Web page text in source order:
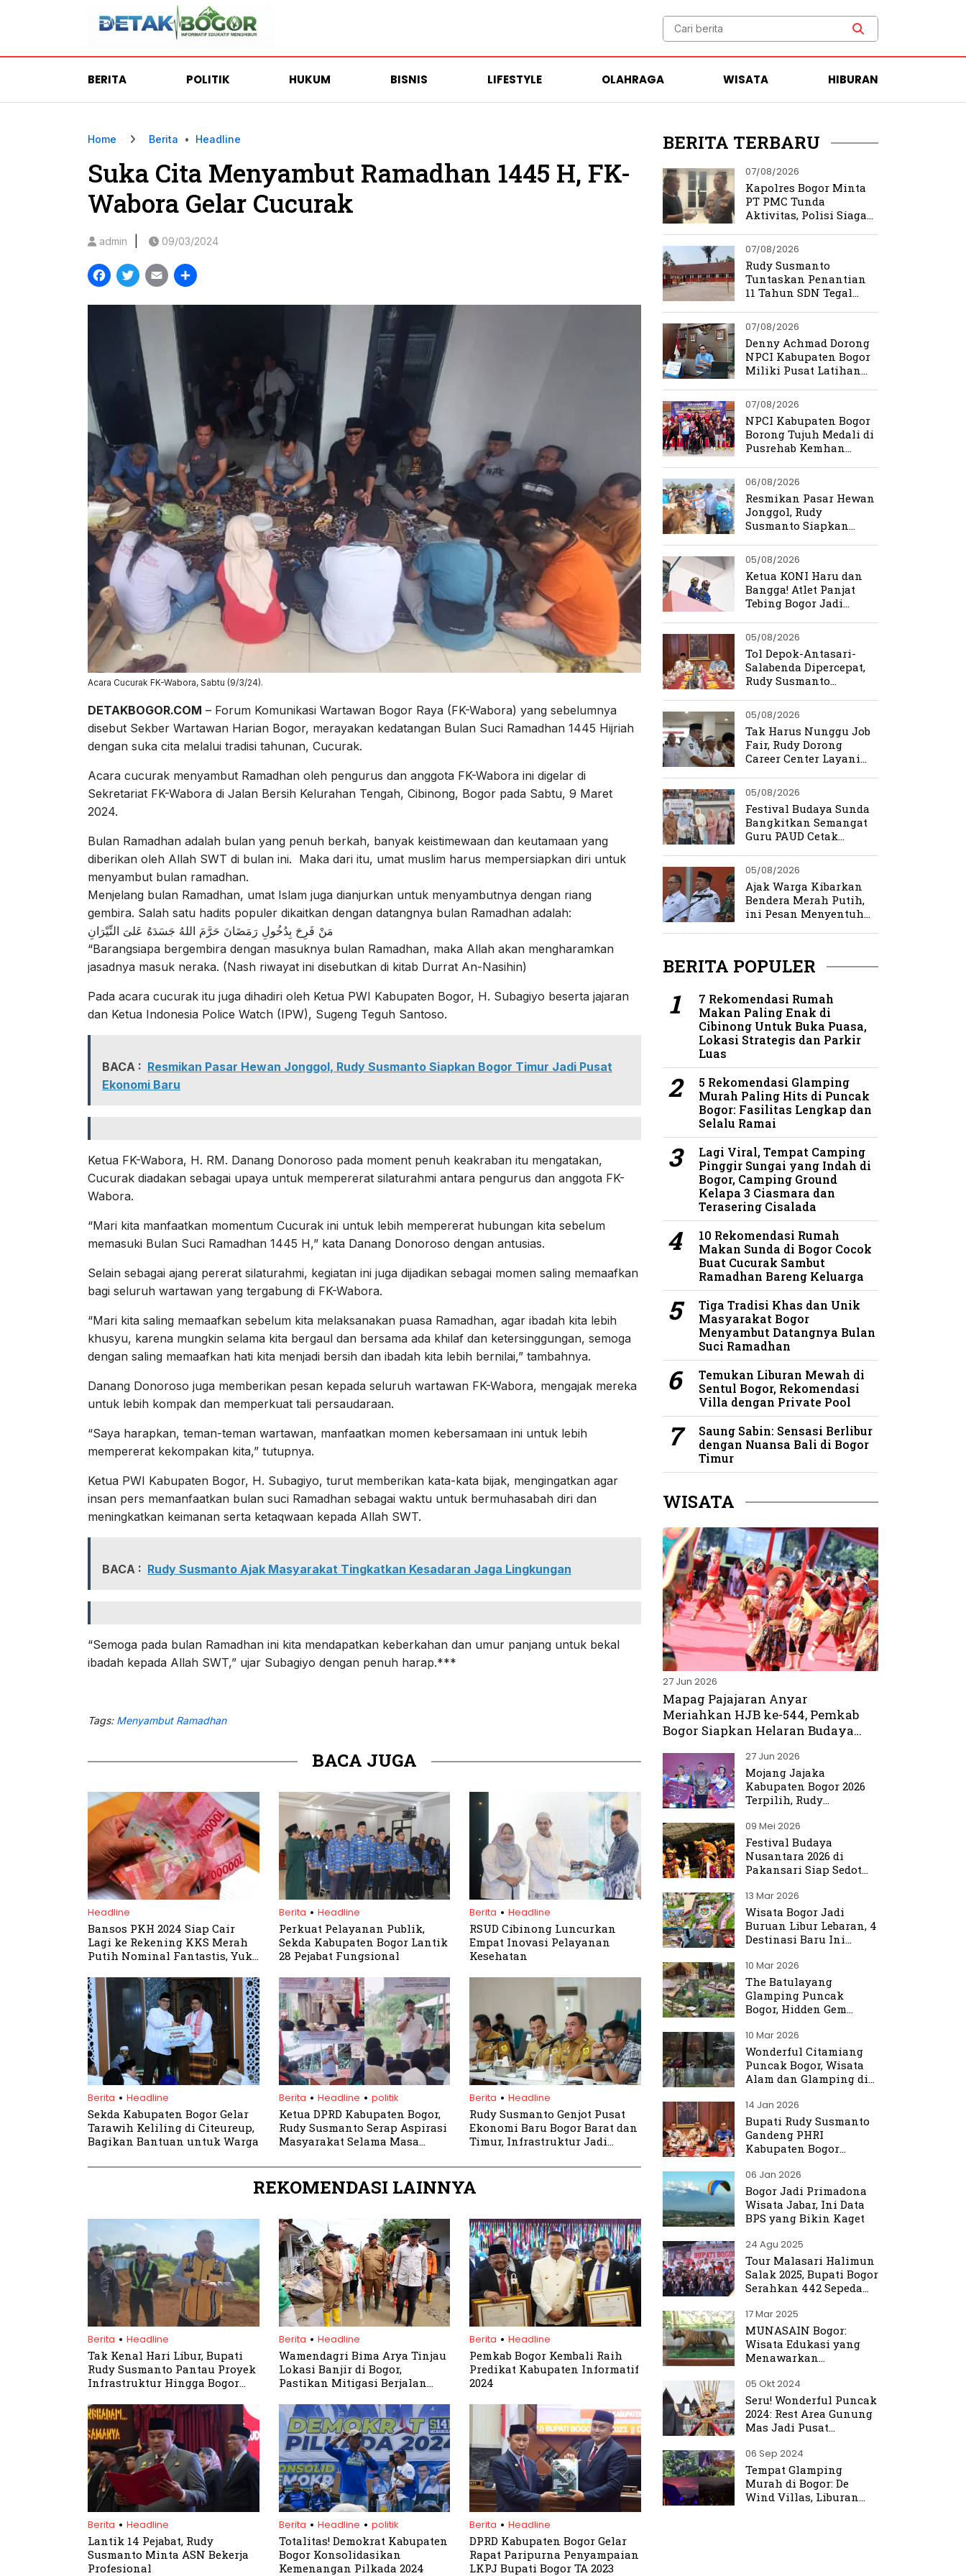
BERITA POLITIK HUKUM BISNIS LIFESTYLE OLAHRAGA WISATA HIBURAN
Home Berita • Headline
Suka Cita Menyambut Ramadhan 1445 H, FK-
Wabora Gelar Cucurak
admin 09/03/2024
Facebook
Twitter
Email
Acara Cucurak FK-Wabora, Sabtu (9/3/24).
DETAKBOGOR.COM – Forum Komunikasi Wartawan Bogor Raya (FK-Wabora) yang sebelumnya
disebut Sekber Wartawan Harian Bogor, merayakan kedatangan Bulan Suci Ramadhan 1445 Hijriah
dengan suka cita melalui tradisi tahunan, Cucurak.
Acara cucurak menyambut Ramadhan oleh pengurus dan anggota FK-Wabora ini digelar di
Sekretariat FK-Wabora di Jalan Bersih Kelurahan Tengah, Cibinong, Bogor pada Sabtu, 9 Maret
2024.
Bulan Ramadhan adalah bulan yang penuh berkah, banyak keistimewaan dan keutamaan yang
diberikan oleh Allah SWT di bulan ini. Maka dari itu, umat muslim harus mempersiapkan diri untuk
menyambut bulan ramadhan.
Menjelang bulan Ramadhan, umat Islam juga dianjurkan untuk menyambutnya dengan riang
gembira. Salah satu hadits populer dikaitkan dengan datangnya bulan Ramadhan adalah:
ﻣَﻦْ ﻓَﺮِﺡَ ﺑِﺪُﺧُﻮﻝِ ﺭَﻣَﻀَﺎﻥَ ﺣَﺮَّﻡَ ﺍﻟﻠﻪُ ﺟَﺴَﺪَﻩُ ﻋَﻠﻰَ ﺍﻟﻨِّﻴْﺮَﺍﻥِ
“Barangsiapa bergembira dengan masuknya bulan Ramadhan, maka Allah akan mengharamkan
jasadnya masuk neraka. (Nash riwayat ini disebutkan di kitab Durrat An-Nasihin)
Pada acara cucurak itu juga dihadiri oleh Ketua PWI Kabupaten Bogor, H. Subagiyo beserta jajaran
dan Ketua Indonesia Police Watch (IPW), Sugeng Teguh Santoso.
BACA : Resmikan Pasar Hewan Jonggol, Rudy Susmanto Siapkan Bogor Timur Jadi Pusat
Ekonomi Baru
Ketua FK-Wabora, H. RM. Danang Donoroso pada moment penuh keakraban itu mengatakan,
Cucurak diadakan sebagai upaya untuk mempererat silaturahmi antara pengurus dan anggota FK-
Wabora.
“Mari kita manfaatkan momentum Cucurak ini untuk lebih mempererat hubungan kita sebelum
memasuki Bulan Suci Ramadhan 1445 H,” kata Danang Donoroso dengan antusias.
Selain sebagai ajang pererat silaturahmi, kegiatan ini juga dijadikan sebagai momen saling memaafkan
bagi seluruh wartawan yang tergabung di FK-Wabora.
“Mari kita saling memaafkan sebelum kita melaksanakan puasa Ramadhan, agar ibadah kita lebih
khusyu, karena mungkin selama kita bergaul dan bersama ada khilaf dan ketersinggungan, semoga
dengan saling memaafkan hati kita menjadi bersih dan ibadah kita lebih bernilai,” tambahnya.
Danang Donoroso juga memberikan pesan kepada seluruh wartawan FK-Wabora, mengajak mereka
untuk lebih kompak dan memperkuat tali persaudaraan.
“Saya harapkan, teman-teman wartawan, manfaatkan momen kebersamaan ini untuk lebih
mempererat kekompakan kita,” tutupnya.
Ketua PWI Kabupaten Bogor, H. Subagiyo, turut memberikan kata-kata bijak, mengingatkan agar
insan pers memanfaatkan bulan suci Ramadhan sebagai waktu untuk bermuhasabah diri dan
meningkatkan keimanan serta ketaqwaan kepada Allah SWT.
BACA : Rudy Susmanto Ajak Masyarakat Tingkatkan Kesadaran Jaga Lingkungan
“Semoga pada bulan Ramadhan ini kita mendapatkan keberkahan dan umur panjang untuk bekal
ibadah kepada Allah SWT,” ujar Subagiyo dengan penuh harap.***
Tags: Menyambut Ramadhan
BACA JUGA
Headline
Bansos PKH 2024 Siap Cair
Lagi ke Rekening KKS Merah
Putih Nominal Fantastis, Yuk
Berita . Headline
Perkuat Pelayanan Publik,
Sekda Kabupaten Bogor Lantik
28 Pejabat Fungsional
Berita . Headline
RSUD Cibinong Luncurkan
Empat Inovasi Pelayanan
Kesehatan
Berita . Headline
Sekda Kabupaten Bogor Gelar
Tarawih Keliling di Citeureup,
Bagikan Bantuan untuk Warga
Berita . Headline . politik
Ketua DPRD Kabupaten Bogor,
Rudy Susmanto Serap Aspirasi
Masyarakat Selama Masa
Berita . Headline
Rudy Susmanto Genjot Pusat
Ekonomi Baru Bogor Barat dan
Timur, Infrastruktur Jadi
REKOMENDASI LAINNYA
Berita . Headline
Tak Kenal Hari Libur, Bupati
Rudy Susmanto Pantau Proyek
Infrastruktur Hingga Bogor
Berita . Headline
Wamendagri Bima Arya Tinjau
Lokasi Banjir di Bogor,
Pastikan Mitigasi Berjalan
Berita . Headline
Pemkab Bogor Kembali Raih
Predikat Kabupaten Informatif
2024
Berita . Headline
Lantik 14 Pejabat, Rudy
Susmanto Minta ASN Bekerja
Profesional
Berita . Headline . politik
Totalitas! Demokrat Kabupaten
Bogor Konsolidasikan
Kemenangan Pilkada 2024
Berita . Headline
DPRD Kabupaten Bogor Gelar
Rapat Paripurna Penyampaian
LKPJ Bupati Bogor TA 2023
BERITA TERBARU
07/08/2026
Kapolres Bogor Minta
PT PMC Tunda
Aktivitas, Polisi Siaga
Tamansari
07/08/2026
Rudy Susmanto
Tuntaskan Penantian
11 Tahun SDN Tegal
07/08/2026
Denny Achmad Dorong
NPCI Kabupaten Bogor
Miliki Pusat Latihan
07/08/2026
NPCI Kabupaten Bogor
Borong Tujuh Medali di
Pusrehab Kemhan
2026
06/08/2026
Resmikan Pasar Hewan
Jonggol, Rudy
Susmanto Siapkan
Ekonomi Baru
05/08/2026
Ketua KONI Haru dan
Bangga! Atlet Panjat
Tebing Bogor Jadi
Merah Putih Raksasa
05/08/2026
Tol Depok-Antasari-
Salabenda Dipercepat,
Rudy Susmanto
Magnet Investasi
05/08/2026
Tak Harus Nunggu Job
Fair, Rudy Dorong
Career Center Layani
Hari
05/08/2026
Festival Budaya Sunda
Bangkitkan Semangat
Guru PAUD Cetak
05/08/2026
Ajak Warga Kibarkan
Bendera Merah Putih,
ini Pesan Menyentuh
BERITA POPULER
7 Rekomendasi Rumah
Makan Paling Enak di
Cibinong Untuk Buka Puasa,
Lokasi Strategis dan Parkir
Luas
5 Rekomendasi Glamping
Murah Paling Hits di Puncak
Bogor: Fasilitas Lengkap dan
Selalu Ramai
Lagi Viral, Tempat Camping
Pinggir Sungai yang Indah di
Bogor, Camping Ground
Kelapa 3 Ciasmara dan
Terasering Cisalada
10 Rekomendasi Rumah
Makan Sunda di Bogor Cocok
Buat Cucurak Sambut
Ramadhan Bareng Keluarga
Tiga Tradisi Khas dan Unik
Masyarakat Bogor
Menyambut Datangnya Bulan
Suci Ramadhan
Temukan Liburan Mewah di
Sentul Bogor, Rekomendasi
Villa dengan Private Pool
Saung Sabin: Sensasi Berlibur
dengan Nuansa Bali di Bogor
Timur
WISATA
27 Jun 2026
Mapag Pajajaran Anyar
Meriahkan HJB ke-544, Pemkab
Bogor Siapkan Helaran Budaya
27 Jun 2026
Mojang Jajaka
Kabupaten Bogor 2026
Terpilih, Rudy
Promosikan Bogor ke
Dunia
09 Mei 2026
Festival Budaya
Nusantara 2026 di
Pakansari Siap Sedot
13 Mar 2026
Wisata Bogor Jadi
Buruan Libur Lebaran, 4
Destinasi Baru Ini
10 Mar 2026
The Batulayang
Glamping Puncak
Bogor, Hidden Gem
yang Menenangkan
10 Mar 2026
Wonderful Citamiang
Puncak Bogor, Wisata
Alam dan Glamping di
14 Jan 2026
Bupati Rudy Susmanto
Gandeng PHRI
Kabupaten Bogor
Sektor Pariwisata
06 Jan 2026
Bogor Jadi Primadona
Wisata Jabar, Ini Data
BPS yang Bikin Kaget
24 Agu 2025
Tour Malasari Halimun
Salak 2025, Bupati Bogor
Serahkan 442 Sepeda
17 Mar 2025
MUNASAIN Bogor:
Wisata Edukasi yang
Menawarkan
dari Kebun Raya Bogor
05 Okt 2024
Seru! Wonderful Puncak
2024: Rest Area Gunung
Mas Jadi Pusat
06 Sep 2024
Tempat Glamping
Murah di Bogor: De
Wind Villas, Liburan